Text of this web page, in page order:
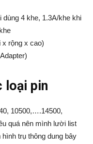
4 khe, 1.3A/khe khi
rộng x cao)
loại pin
10500,….14500,
quá nên mình lười list
trụ thông dung bây